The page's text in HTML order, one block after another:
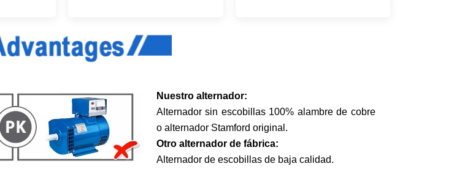
Nuestro alternador:
Alternador sin escobillas 100% alambre de cobre
o alternador Stamford original.
Otro alternador de fábrica:
Alternador de escobillas de baja calidad.